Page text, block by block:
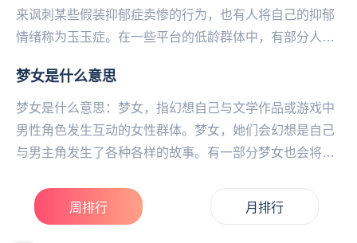
来讽刺某些假装抑郁症卖惨的行为，也有人将自己的抑郁
情绪称为玉玉症。在一些平台的低龄群体中，有部分人喜
信...
梦女是什么意思
梦女是什么意思：梦女，指幻想自己与文学作品或游戏中
男性角色发生互动的女性群体。梦女，她们会幻想是自己
与男主角发生了各种各样的故事。有一部分梦女也会将自
周排行 月排行